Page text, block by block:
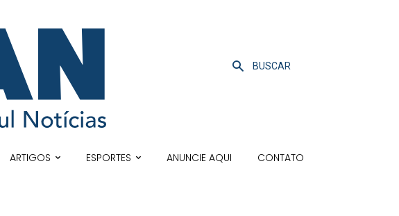
BUSCAR
ARTIGOS ESPORTES ANUNCIE AQUI CONTATO